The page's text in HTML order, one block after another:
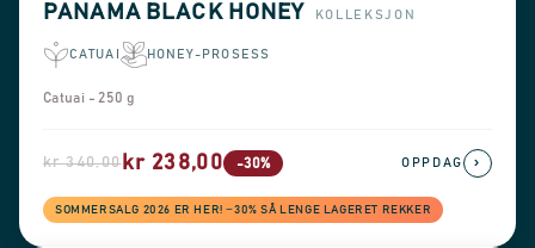
PANAMA BLACK HONEY KOLLEKSJON
CATUAI HONEY-PROSESS
Catuai - 250 g
kr 340,00kr 238,00 -30%
SOMMERSALG 2026 ER HER! −30% SÅ LENGE LAGERET REKKER
OPPDAG ›